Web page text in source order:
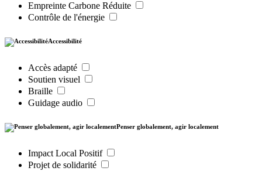
Empreinte Carbone Réduite
Contrôle de l'énergie
Accessibilité
Accès adapté
Soutien visuel
Braille
Guidage audio
Penser globalement, agir localement
Impact Local Positif
Projet de solidarité